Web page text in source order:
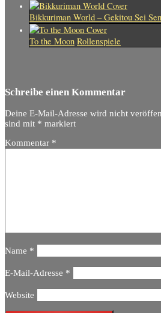
Bikkuriman World – Gekitou Sei
To the Moon Rollenspiele
Schreibe einen Kommentar
Deine E-Mail-Adresse wird nicht
sind mit * markiert
Kommentar *
Name *
E-Mail-Adresse *
Website